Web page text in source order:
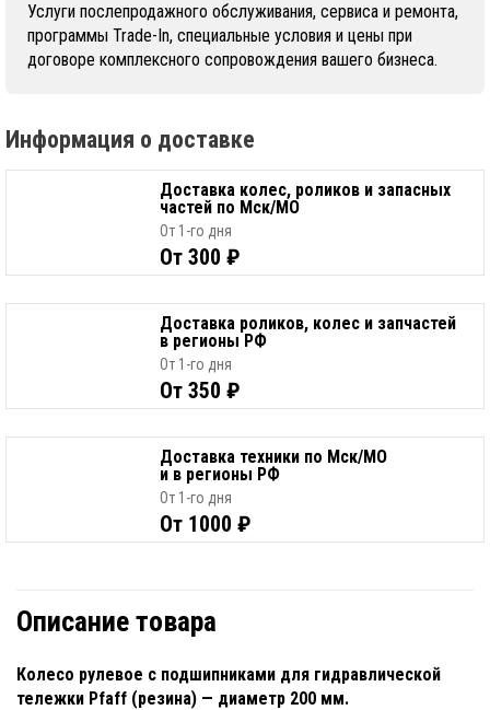
Услуги послепродажного обслуживания, сервиса и ремонта,
программы Trade-In, специальные условия и цены при
договоре комплексного сопровождения вашего бизнеса.
Информация о доставке
Доставка колес, роликов и запасных
частей по Мск/МО
От 1-го дня
От 300 ₽
Доставка роликов, колес и запчастей
в регионы РФ
От 1-го дня
От 350 ₽
Доставка техники по Мск/МО
и в регионы РФ
От 1-го дня
От 1000 ₽
Описание товара
Колесо рулевое с подшипниками для гидравлической
тележки Pfaff (резина) — диаметр 200 мм.